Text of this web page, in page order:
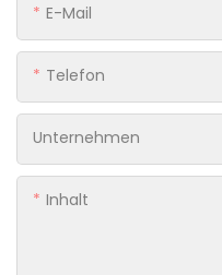
E-Mail
Telefon
Unternehmen
Inhalt